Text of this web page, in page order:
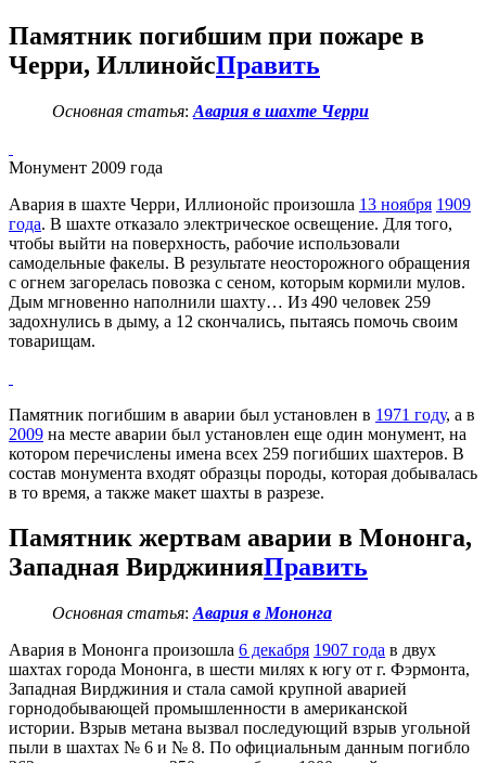
Памятник погибшим при пожаре в
Черри, ИллинойсПравить
Основная статья: Авария в шахте Черри
Монумент 2009 года
Авария в шахте Черри, Иллионойс произошла 13 ноября 1909
года. В шахте отказало электрическое освещение. Для того,
чтобы выйти на поверхность, рабочие использовали
самодельные факелы. В результате неосторожного обращения
с огнем загорелась повозка с сеном, которым кормили мулов.
Дым мгновенно наполнили шахту… Из 490 человек 259
задохнулись в дыму, а 12 скончались, пытаясь помочь своим
товарищам.
Памятник погибшим в аварии был установлен в 1971 году, а в
2009 на месте аварии был установлен еще один монумент, на
котором перечислены имена всех 259 погибших шахтеров. В
состав монумента входят образцы породы, которая добывалась
в то время, а также макет шахты в разрезе.
Памятник жертвам аварии в Мононга,
Западная ВирджинияПравить
Основная статья: Авария в Мононга
Авария в Мононга произошла 6 декабря 1907 года в двух
шахтах города Мононга, в шести милях к югу от г. Фэрмонта,
Западная Вирджиния и стала самой крупной аварией
горнодобывающей промышленности в американской
истории. Взрыв метана вызвал последующий взрыв угольной
пыли в шахтах № 6 и № 8. По официальным данным погибло